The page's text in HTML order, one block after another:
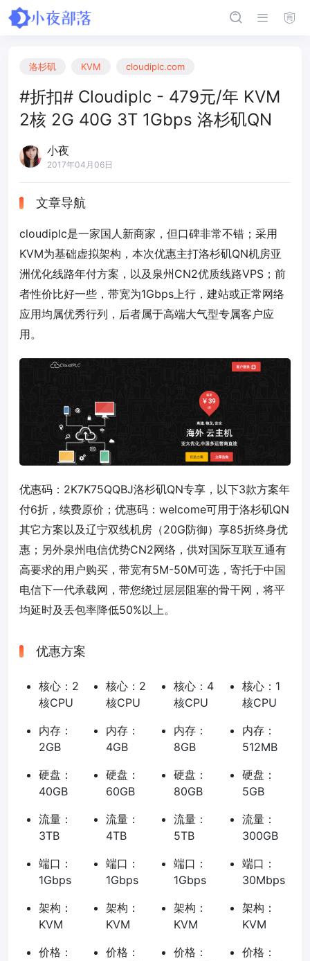
洛杉矶 KVM cloudiplc.com
#折扣# Cloudiplc - 479元/年 KVM
2核 2G 40G 3T 1Gbps 洛杉矶QN
小夜
2017年04月06日
文章导航
cloudiplc是一家国人新商家，但口碑非常不错；采用
KVM为基础虚拟架构，本次优惠主打洛杉矶QN机房亚
洲优化线路年付方案，以及泉州CN2优质线路VPS；前
者性价比好一些，带宽为1Gbps上行，建站或正常网络
应用均属优秀行列，后者属于高端大气型专属客户应
用。
优惠码： 2K7K75QQBJ洛杉矶QN专享，以下3款方案年
付6折，续费原价；优惠码： welcome可用于洛杉矶QN
其它方案以及辽宁双线机房（20G防御）享85折终身优
惠；另外泉州电信优势CN2网络，供对国际互联互通有
高要求的用户购买，带宽有5M-50M可选，寄托于中国
电信下一代承载网，带您绕过层层阻塞的骨干网，将平
均延时及丢包率降低50%以上。
优惠方案
核心：2
核CPU
内存：
2GB
硬盘：
40GB
流量：
3TB
端口：
1Gbps
架构：
KVM
价格：
核心：2
核CPU
内存：
4GB
硬盘：
60GB
流量：
4TB
端口：
1Gbps
架构：
KVM
价格：
核心：4
核CPU
内存：
8GB
硬盘：
80GB
流量：
5TB
端口：
1Gbps
架构：
KVM
价格：
核心：1
核CPU
内存：
512MB
硬盘：
5GB
流量：
300GB
端口：
30Mbps
架构：
KVM
价格：